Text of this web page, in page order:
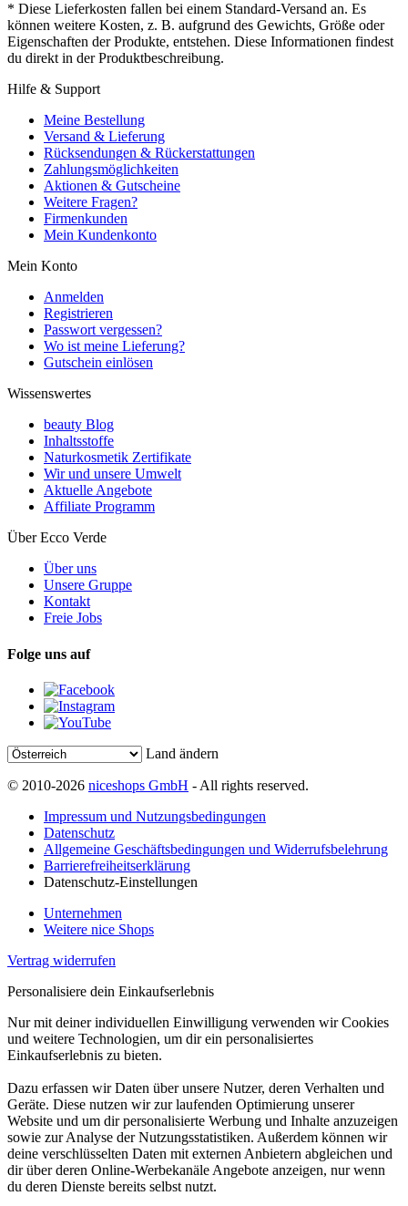
* Diese Lieferkosten fallen bei einem Standard-Versand an. Es
können weitere Kosten, z. B. aufgrund des Gewichts, Größe oder
Eigenschaften der Produkte, entstehen. Diese Informationen findest
du direkt in der Produktbeschreibung.
Hilfe & Support
Meine Bestellung
Versand & Lieferung
Rücksendungen & Rückerstattungen
Zahlungsmöglichkeiten
Aktionen & Gutscheine
Weitere Fragen?
Firmenkunden
Mein Kundenkonto
Mein Konto
Anmelden
Registrieren
Passwort vergessen?
Wo ist meine Lieferung?
Gutschein einlösen
Wissenswertes
beauty Blog
Inhaltsstoffe
Naturkosmetik Zertifikate
Wir und unsere Umwelt
Aktuelle Angebote
Affiliate Programm
Über Ecco Verde
Über uns
Unsere Gruppe
Kontakt
Freie Jobs
Folge uns auf
Land ändern
© 2010-2026 niceshops GmbH - All rights reserved.
Impressum und Nutzungsbedingungen
Datenschutz
Allgemeine Geschäftsbedingungen und Widerrufsbelehrung
Barrierefreiheitserklärung
Datenschutz-Einstellungen
Unternehmen
Weitere nice Shops
Vertrag widerrufen
Personalisiere dein Einkaufserlebnis
Nur mit deiner individuellen Einwilligung verwenden wir Cookies
und weitere Technologien, um dir ein personalisiertes
Einkaufserlebnis zu bieten.
Dazu erfassen wir Daten über unsere Nutzer, deren Verhalten und
Geräte. Diese nutzen wir zur laufenden Optimierung unserer
Website und um dir personalisierte Werbung und Inhalte anzuzeigen
sowie zur Analyse der Nutzungsstatistiken. Außerdem können wir
deine verschlüsselten Daten mit externen Anbietern abgleichen und
dir über deren Online-Werbekanäle Angebote anzeigen, nur wenn
du deren Dienste bereits selbst nutzt.